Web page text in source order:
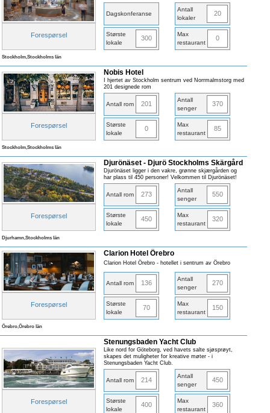
Forespørsel
Dagskonferanse
Antall
lokaler
20
Største
lokale
300
Max
restaurant
0
Stockholm,Stockholms län
Forespørsel
Nobis Hotel
I hjertet av Stockholm sentrum ved Norrmalmstorg med
201 designede rom
Antall rom 201
Antall
senger
370
Største
lokale
0
Max
restaurant
85
Stockholm,Stockholms län
Forespørsel
Djurönäset - Djurö Stockholms Skärgård
Djurönäset ligger i den vakre, grønne skjærgården og
har plass til 450 personer! Velkommen til Djurönäset!
Antall rom 273
Antall
senger
550
Største
lokale
450
Max
restaurant
320
Djurhamn,Stockholms län
Forespørsel
Clarion Hotel Örebro
Clarion Hotel Örebro - hotellet i sentrum av Örebro
Antall rom 136
Antall
senger
270
Største
lokale
70
Max
restaurant
150
Örebro,Örebro län
Forespørsel
Stenungsbaden Yacht Club
Like nord for Göteborg, ved havets salte sjøsprøyt,
skapes det muligheter for kreative møter - i
Stenungsbaden Yacht Club.
Antall rom 214
Antall
senger
450
Største
lokale
400
Max
restaurant
360